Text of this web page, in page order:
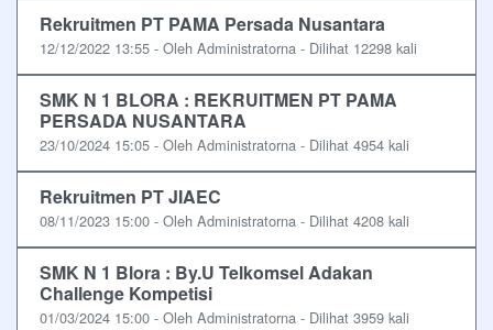
Rekruitmen PT PAMA Persada Nusantara
12/12/2022 13:55 - Oleh Administratorna - Dilihat 12298 kali
SMK N 1 BLORA : REKRUITMEN PT PAMA
PERSADA NUSANTARA
23/10/2024 15:05 - Oleh Administratorna - Dilihat 4954 kali
Rekruitmen PT JIAEC
08/11/2023 15:00 - Oleh Administratorna - Dilihat 4208 kali
SMK N 1 Blora : By.U Telkomsel Adakan
Challenge Kompetisi
01/03/2024 15:00 - Oleh Administratorna - Dilihat 3959 kali